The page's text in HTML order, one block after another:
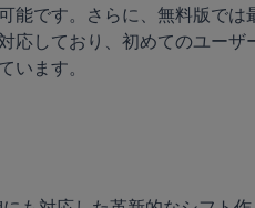
能です。さらに、無料版では
応しており、初めてのユーザ
います。